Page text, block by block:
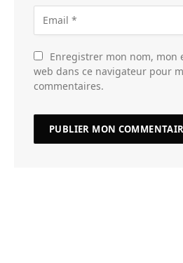
Enregistrer mon nom, mon
web dans ce navigateur pour
commentaires.